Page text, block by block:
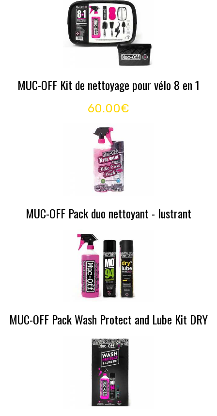
MUC-OFF Kit de nettoyage pour vélo 8 en 1
60.00€
MUC-OFF Pack duo nettoyant - lustrant
MUC-OFF Pack Wash Protect and Lube Kit DRY